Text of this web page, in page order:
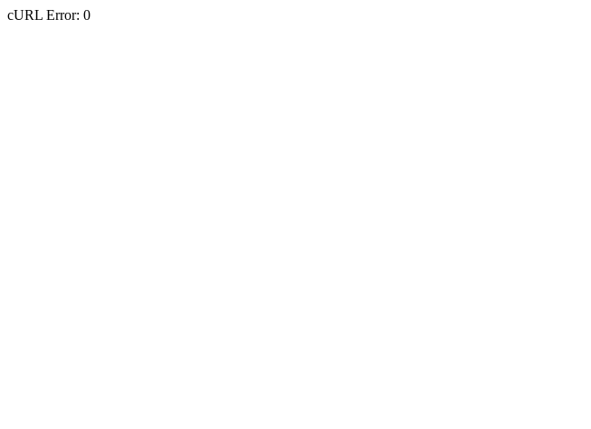
cURL Error: 0